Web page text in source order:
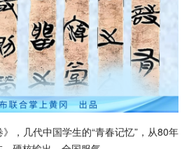
，几代中国学生的“青春记忆”，从80年